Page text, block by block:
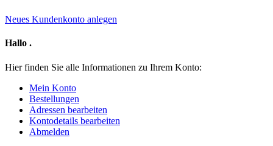
Neues Kundenkonto anlegen
Hallo .
Hier finden Sie alle Informationen zu Ihrem Konto:
Mein Konto
Bestellungen
Adressen bearbeiten
Kontodetails bearbeiten
Abmelden